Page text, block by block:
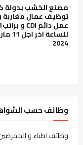
مصنع الخشب بدولة
توظيف عمال مغاربة
للساعة
2024
وظائف حسب
وظائف اطباء و